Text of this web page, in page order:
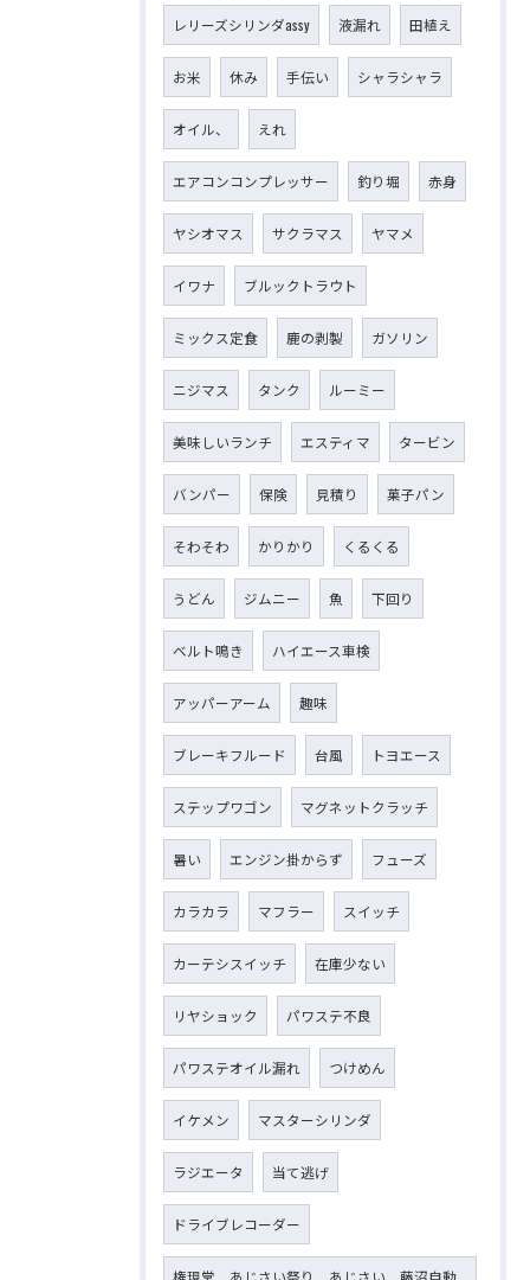
レリーズシリンダassy 液漏れ 田植え
お米 休み 手伝い シャラシャラ
オイル、 えれ
エアコンコンプレッサー 釣り堀 赤身
ヤシオマス サクラマス ヤマメ
イワナ ブルックトラウト
ミックス定食 鹿の剥製 ガソリン
ニジマス タンク ルーミー
美味しいランチ エスティマ タービン
バンパー 保険 見積り 菓子パン
そわそわ かりかり くるくる
うどん ジムニー 魚 下回り
ベルト鳴き ハイエース車検
アッパーアーム 趣味
ブレーキフルード 台風 トヨエース
ステップワゴン マグネットクラッチ
暑い エンジン掛からず フューズ
カラカラ マフラー スイッチ
カーテシスイッチ 在庫少ない
リヤショック パワステ不良
パワステオイル漏れ つけめん
イケメン マスターシリンダ
ラジエータ 当て逃げ
ドライブレコーダー
権現堂 あじさい祭り あじさい 藤沼自動